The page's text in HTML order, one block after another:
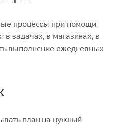
процессы при помощи
в задачах, в магазинах, в
выполнение ежедневных
план на нужный